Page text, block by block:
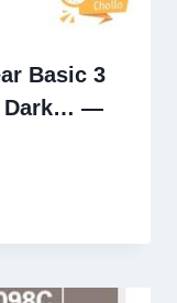
Basic 3
Dark… —